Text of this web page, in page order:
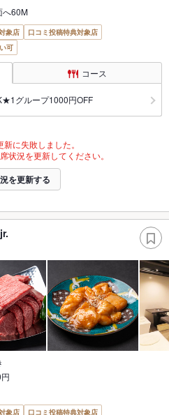
へ60M
象店
口コミ投稿特典対象店
可
コース
グループ1000円OFF
に失敗しました。
状況を更新してください。
を更新する
象店
口コミ投稿特典対象店